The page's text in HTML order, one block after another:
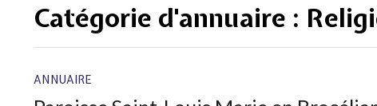
Catégorie d'annuaire :
ANNUAIRE